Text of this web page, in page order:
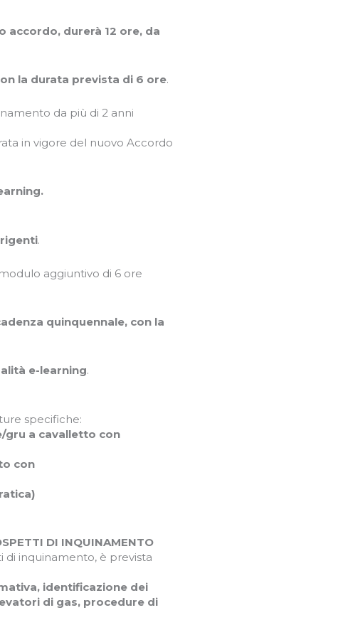
durerà 12 ore, da
la durata prevista di 6 ore.
da più di 2 anni
in vigore del nuovo Accordo
.
aggiuntivo di 6 ore
quinquennale, con la
e-learning.
specifiche:
gru a cavalletto con
con
DI INQUINAMENTO
di inquinamento, è prevista
identificazione dei
di gas, procedure di